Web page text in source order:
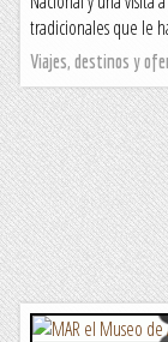
tradicionales que le
Viajes, destinos y